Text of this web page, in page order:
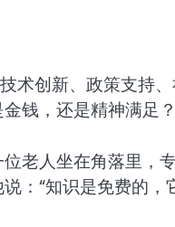
术创新、政策支持
钱，还是精神满足？
老人坐在角落里，
：“知识是免费的